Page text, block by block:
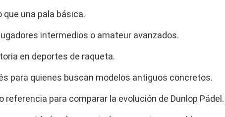
una pala básica.
intermedios o amateur avanzados.
en deportes de raqueta.
para quienes buscan modelos antiguos concretos.
referencia para comparar la evolución de Dunlop Pádel.